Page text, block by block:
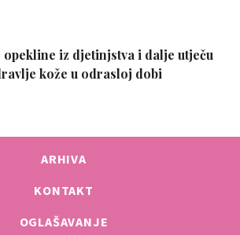
ARHIVA
KONTAKT
OGLAŠAVANJE